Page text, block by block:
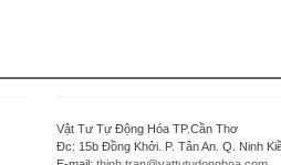
Vật Tư Tự Động Hóa TP.Cần Thơ
Đc: 15b Đồng Khởi. P. Tân An. Q. Ninh